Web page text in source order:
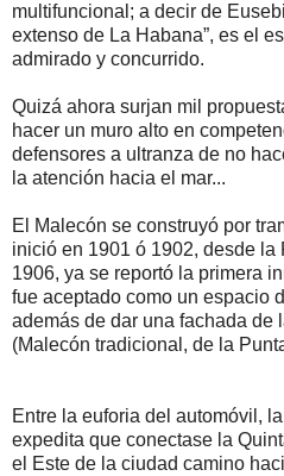
multifuncional; a decir de
extenso de La Habana”, es el
admirado y concurrido.
Quizá ahora surjan mil
hacer un muro alto en
defensores a ultranza de no
la atención hacia el mar...
El Malecón se construyó por
inició en 1901 ó 1902, desde la
1906, ya se reportó la primera
fue aceptado como un espacio
además de dar una fachada de
(Malecón tradicional, de la
Entre la euforia del automóvil,
expedita que conectase la
el Este de la ciudad camino